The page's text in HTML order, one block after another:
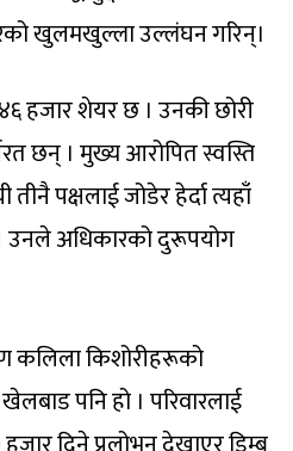
खुलमखुल्ला उल्लंघन गरिन्।
हजार शेयर छ । उनकी छोरी
छन् । मुख्य आरोपित स्वस्ति
पक्षलाई जोडेर हेर्दा त्यहाँ
उनले अधिकारको दुरूपयोग
कलिला किशोरीहरूको
पनि हो । परिवारलाई